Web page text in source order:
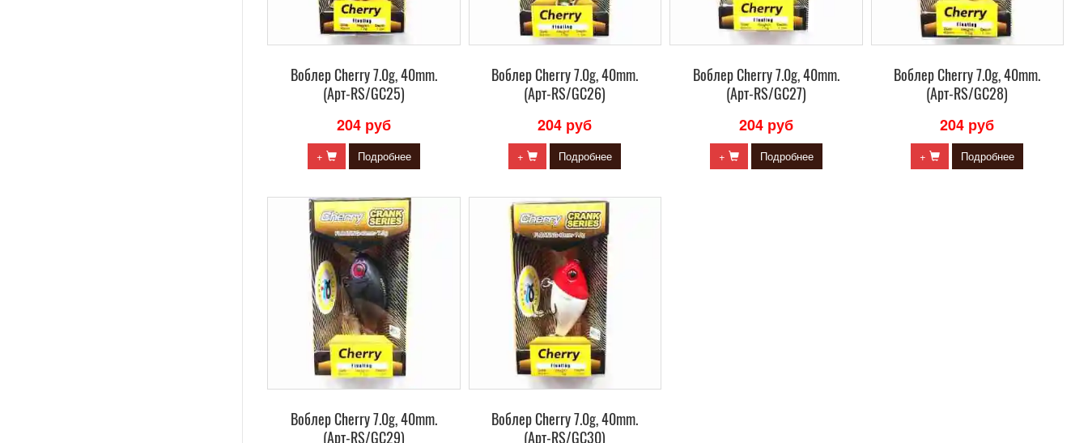
Воблер Сherry 7.0g, 40mm.
(Арт-RS/GC25)
204 руб
+ Подробнее
Воблер Сherry 7.0g, 40mm.
(Арт-RS/GC26)
204 руб
+ Подробнее
Воблер Сherry 7.0g, 40mm.
(Арт-RS/GC27)
204 руб
+ Подробнее
Воблер Сherry 7.0g, 40mm.
(Арт-RS/GC28)
204 руб
+ Подробнее
Воблер Сherry 7.0g, 40mm.
(Арт-RS/GC29)
Воблер Сherry 7.0g, 40mm.
(Арт-RS/GC30)